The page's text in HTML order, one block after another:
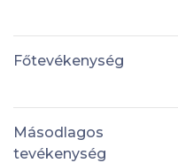
Főtevékenység
Másodlagos
tevékenység